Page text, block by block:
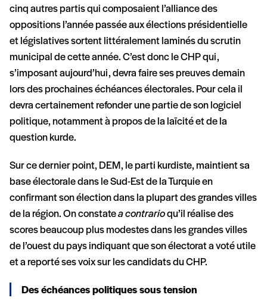
cinq autres partis qui composaient l’alliance des
oppositions l’année passée aux élections présidentielle
et législatives sortent littéralement laminés du scrutin
municipal de cette année. C’est donc le CHP qui,
s’imposant aujourd’hui, devra faire ses preuves demain
lors des prochaines échéances électorales. Pour cela il
devra certainement refonder une partie de son logiciel
politique, notamment à propos de la laïcité et de la
question kurde.
Sur ce dernier point, DEM, le parti kurdiste, maintient sa
base électorale dans le Sud-Est de la Turquie en
confirmant son élection dans la plupart des grandes villes
de la région. On constatea contrarioqu’il réalise des
scores beaucoup plus modestes dans les grandes villes
de l’ouest du pays indiquant que son électorat a voté utile
et a reporté ses voix sur les candidats du CHP.
Des échéances politiques sous tension